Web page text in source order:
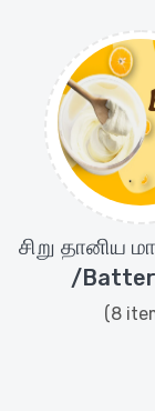
சிறு தானிய
/
(8